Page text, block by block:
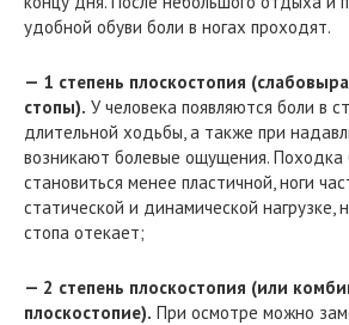
удобной обуви боли в ногах проходят.
— 1 степень плоскостопия
стопы). У человека появляются боли в
длительной ходьбы, а также при
возникают болевые ощущения. Походка
становиться менее пластичной, ноги
статической и динамической нагрузке,
стопа отекает;
— 2 степень плоскостопия (или
плоскостопие). При осмотре можно